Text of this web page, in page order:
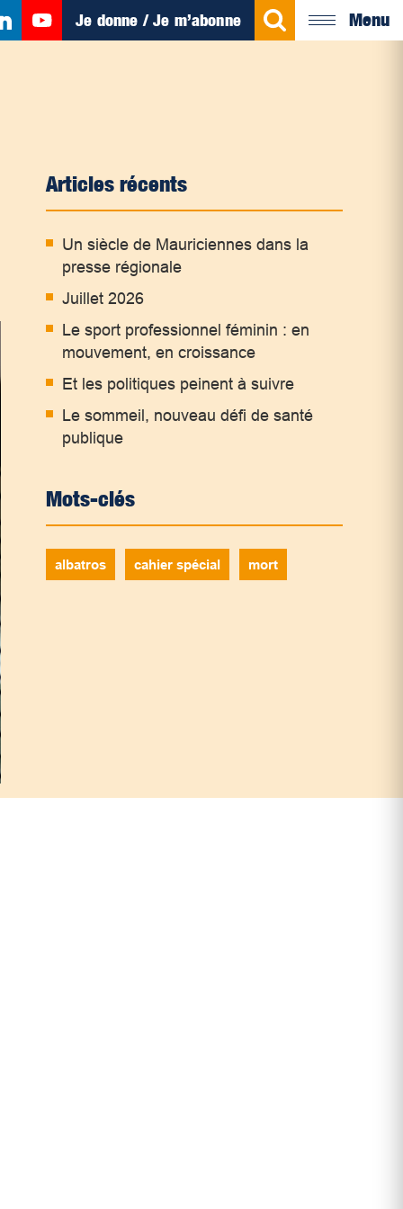
Je donne / Je m’abonne Menu
Articles récents
Un siècle de Mauriciennes dans la
presse régionale
Juillet 2026
Le sport professionnel féminin : en
mouvement, en croissance
Et les politiques peinent à suivre
Le sommeil, nouveau défi de santé
publique
Mots-clés
albatros cahier spécial mort